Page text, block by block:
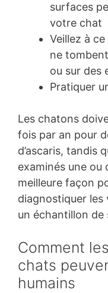
surfaces
votre chat
Veillez à
ne
ou sur des
Pratiquer
Les chatons
fois par an pour
d’ascaris, tandis
examinés une ou
meilleure façon
diagnostiquer les
un échantillon de
Comment
chats
humains